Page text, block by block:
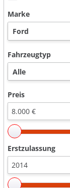
Marke
Fahrzeugtyp
Preis
Erstzulassung